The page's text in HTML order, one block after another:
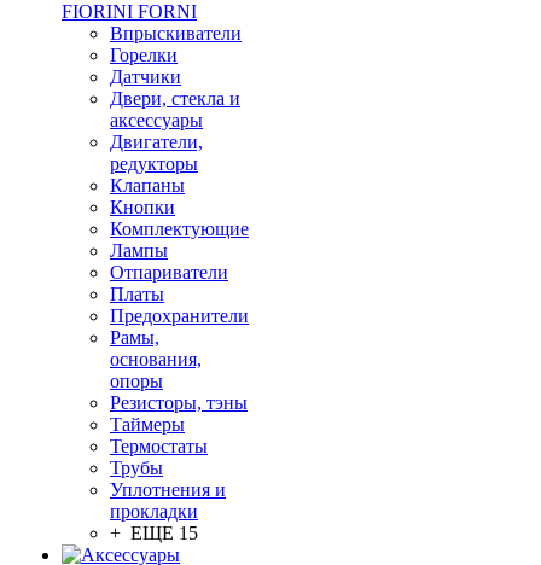
FIORINI FORNI
Впрыскиватели
Горелки
Датчики
Двери, стекла и
аксессуары
Двигатели,
редукторы
Клапаны
Кнопки
Комплектующие
Лампы
Отпариватели
Платы
Предохранители
Рамы,
основания,
опоры
Резисторы, тэны
Таймеры
Термостаты
Трубы
Уплотнения и
прокладки
+ ЕЩЕ 15